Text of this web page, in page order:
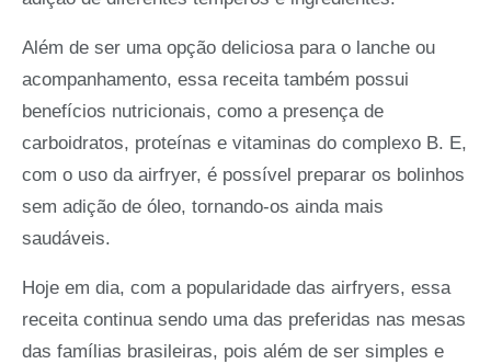
Além de ser uma opção deliciosa para o lanche ou
acompanhamento, essa receita também possui
benefícios nutricionais, como a presença de
carboidratos, proteínas e vitaminas do complexo B. E,
com o uso da airfryer, é possível preparar os bolinhos
sem adição de óleo, tornando-os ainda mais
saudáveis.
Hoje em dia, com a popularidade das airfryers, essa
receita continua sendo uma das preferidas nas mesas
das famílias brasileiras, pois além de ser simples e